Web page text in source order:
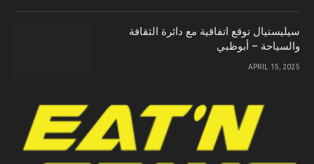
سيليستيال توقع اتفاقية مع دائرة الثقافة
والسياحة – أبوظبي
APRIL 15, 2025